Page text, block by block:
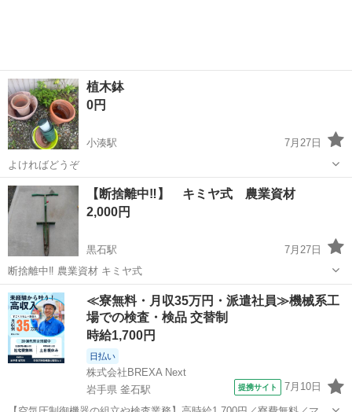
植木鉢
0円
小湊駅
7月27日
よければどうぞ
青森 東津軽郡 小湊駅 家庭用品
【断捨離中‼️】 キミヤ式 農業資材
2,000円
黒石駅
7月27日
断捨離中‼️ 農業資材 キミヤ式
青森 黒石市 黒石駅 家庭用品 資材
≪寮無料・月収35万円・派遣社員≫機械系工
場での検査・検品 交替制
時給1,700円
日払い
株式会社BREXA Next
岩手県 釜石駅
提携サイト 7月10日